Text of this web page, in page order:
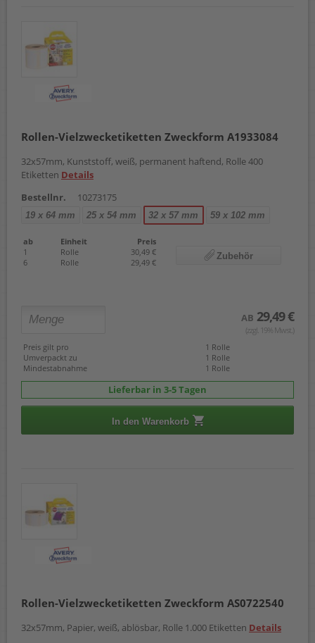
Rollen-Vielzwecketiketten Zweckform A1933084
32x57mm, Kunststoff, weiß, permanent haftend, Rolle 400
Etiketten Details
Bestellnr.
10273175
19 x 64 mm 25 x 54 mm 32 x 57 mm 59 x 102 mm
ab Einheit
Preis
1
Rolle
30,49 €
6
Rolle 29,49 €
Zubehör
AB 29,49 €
(zzgl. 19% Mwst.)
Preis gilt pro
1 Rolle
Umverpackt zu
1 Rolle
Mindestabnahme
1 Rolle
Lieferbar in 3-5 Tagen
In den Warenkorb
Rollen-Vielzwecketiketten Zweckform AS0722540
32x57mm, Papier, weiß, ablösbar, Rolle 1.000 Etiketten Details